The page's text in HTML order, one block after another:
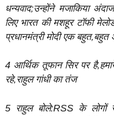
धन्यवाद;उन्होंने मजाकिया
लिए भारत की मशहूर टॉफी
प्रधानमंत्री मोदी एक बहुत,बहुत
4 आर्थिक तूफान सिर पर
रहे,राहुल गांधी का तंज
5 राहुल बोले:RSS के लोगों